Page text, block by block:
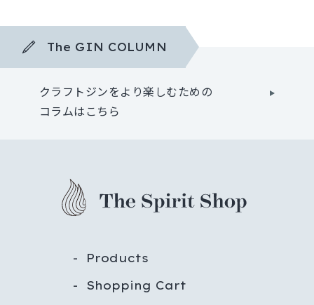
The GIN COLUMN
クラフトジンをより楽しむための
コラムはこちら
Products
Shopping Cart